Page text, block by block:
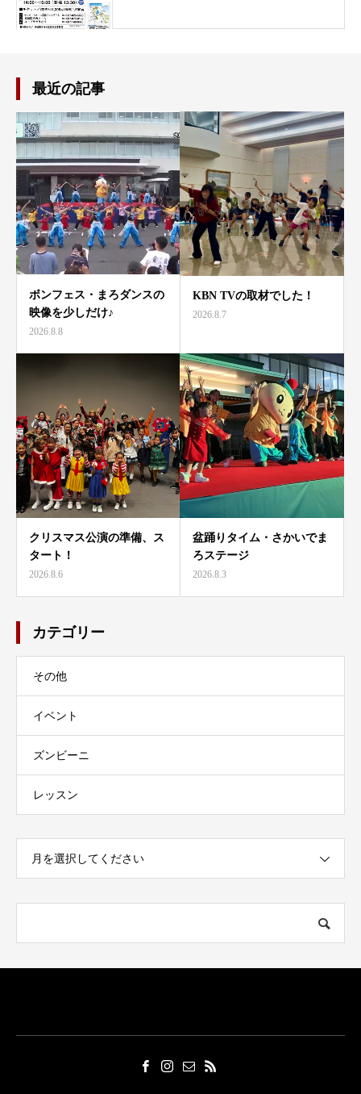
最近の記事
ボンフェス・まろダンスの
映像を少しだけ♪
2026.8.8
KBN TVの取材でした！
2026.8.7
クリスマス公演の準備、ス
タート！
2026.8.6
盆踊りタイム・さかいでま
ろステージ
2026.8.3
カテゴリー
その他
イベント
ズンビーニ
レッスン
月を選択してください